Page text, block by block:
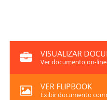
VISUALIZAR
Ver documento on-line
VER FLIPBOOK
Exibir documento